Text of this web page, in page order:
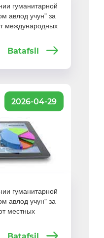
гуманитарной
авлод учун" за
международных
Batafsil
2026-04-29
гуманитарной
авлод учун" за
местных